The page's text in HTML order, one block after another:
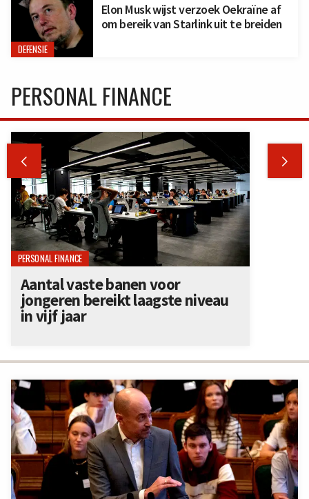
DEFENSIE
Elon Musk wijst verzoek Oekraïne af
om bereik van Starlink uit te breiden
PERSONAL FINANCE
 
PERSONAL FINANCE
Aantal vaste banen voor
jongeren bereikt laagste niveau
in vijf jaar